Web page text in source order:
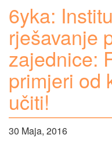
6yka:
rješavanje
zajednice:
primjeri od
učiti!
30 Maja, 2016